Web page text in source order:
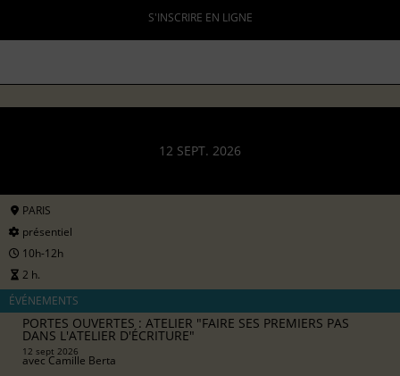
S'INSCRIRE EN LIGNE
12 SEPT. 2026
PARIS
présentiel
10h-12h
2 h.
ÉVÉNEMENTS
PORTES OUVERTES : ATELIER "FAIRE SES PREMIERS PAS
DANS L'ATELIER D'ÉCRITURE"
12 sept 2026
avecCamille Berta